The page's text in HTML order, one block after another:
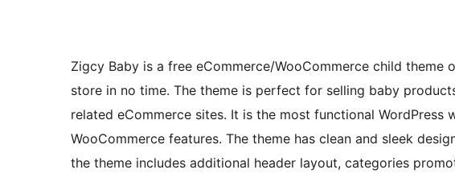
Zigcy Baby is a free eCommerce/WooCommerce child
store in no time. The theme is perfect for selling baby
related eCommerce sites. It is the most functional
WooCommerce features. The theme has clean and sleek
the theme includes additional header layout, categories